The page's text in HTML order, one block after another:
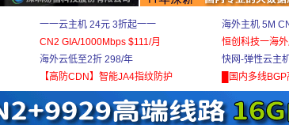
一一云主机 24元 3折起一一
CN2 GIA/1000Mbps $111/月
海外云低至2折 298/年
【高防CDN】智能JA4指纹防护
海外主机 5M
恒创科技一海
快网-弹性云主
█国内多线